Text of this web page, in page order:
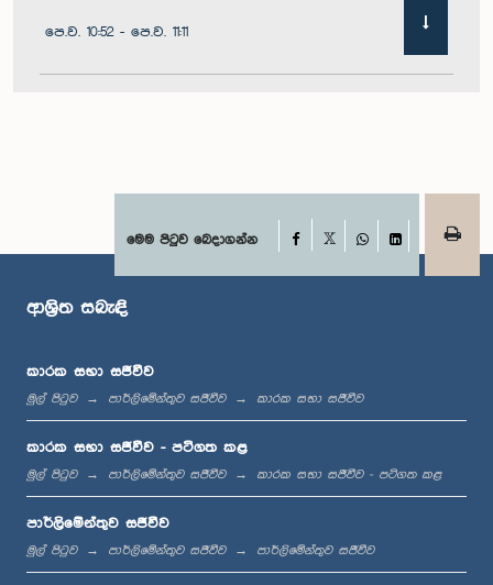
පෙ.ව. 10:52 - පෙ.ව. 11:11
පෙ.ව. 11:30 - පෙ.ව. 11:40
මධ්‍යාහ්න 12:00 - ප.ව. 12:05
ප.ව. 12:05 - ප.ව. 12:13
මෙම පිටුව බෙදාගන්න Facebook
WhatsApp
LinkedIn
ආශ්‍රිත සබැඳි
කාරක සභා සජීවීව
මුල් පිටුව පාර්ලිමේන්තුව සජීවීව කාරක සභා සජීවීව
කාරක සභා සජීවීව - පටිගත කළ
මුල් පිටුව පාර්ලිමේන්තුව සජීවීව කාරක සභා සජීවීව - පටිගත කළ
පාර්ලිමේන්තුව සජීවීව
මුල් පිටුව පාර්ලිමේන්තුව සජීවීව පාර්ලිමේන්තුව සජීවීව